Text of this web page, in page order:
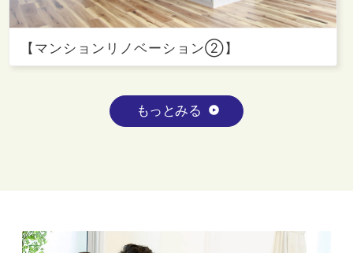
【マンションリノベーション②】
もっとみる